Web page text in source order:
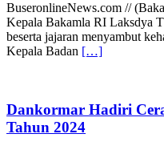
BuseronlineNews.com //
Kepala Bakamla RI Laksdya
beserta jajaran menyambut
Kepala Badan […]
Dankormar Hadiri
Tahun 2024